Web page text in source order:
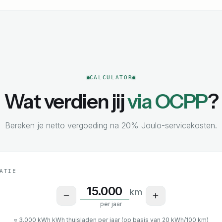
CALCULATOR
Wat verdien jijvia OCPP?
Bereken je netto vergoeding na 20% Joulo-servicekosten.
Kilometers per jaar voor de
km
per jaar
≈ 3.000 kWh kWh thuisladen per jaar (op basis van 20 kWh/100 km)